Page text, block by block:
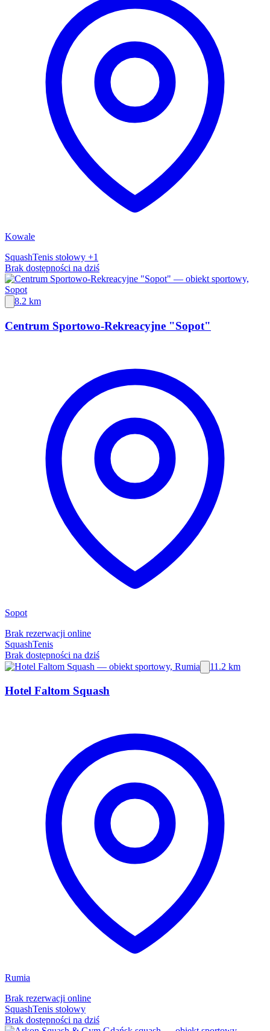
Kowale
SquashTenis stołowy +1
Brak dostępności na dziś
8.2 km
Centrum Sportowo-Rekreacyjne "Sopot"
Sopot
Brak rezerwacji online
SquashTenis
Brak dostępności na dziś
11.2 km
Hotel Faltom Squash
Rumia
Brak rezerwacji online
SquashTenis stołowy
Brak dostępności na dziś